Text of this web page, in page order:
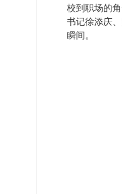
校到职场的
书记徐添庆
瞬间。